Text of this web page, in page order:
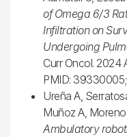
of Omega 6/3
Infiltration on
Undergoing
Curr Oncol. 2024
PMID:
Ureña A,
Muñoz A,
Ambulatory